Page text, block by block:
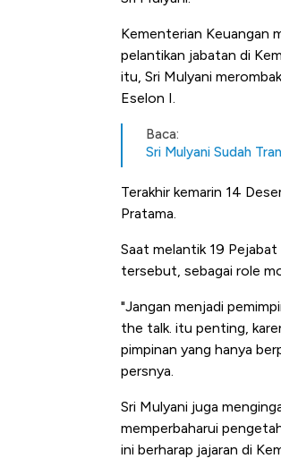
Kementerian Keuangan
pelantikan jabatan di
itu, Sri Mulyani
Eselon I.
Baca:
Sri Mulyani Sudah
Terakhir kemarin 14
Pratama.
Saat melantik 19
tersebut, sebagai role
"Jangan menjadi
the talk. itu penting,
pimpinan yang hanya
persnya.
Sri Mulyani juga
memperbaharui
ini berharap jajaran di